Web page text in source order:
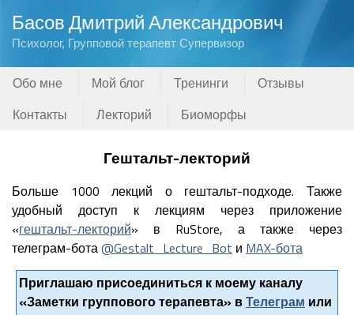
Басов Дмитрий Александрович
Психолог, Групповой терапевт Супервизор
Обо мне Мой блог Тренинги
Отзывы
Контакты
Лекторий Биоморфы
Гештальт-лекторий
Больше 1000 лекций о гештальт-подходе. Также
удобный доступ к лекциям через приложение
«гештальт-лекторий» в RuStore, а также через
телеграм-бота@Gestalt_Lecture_Bot и MAX-бота
Приглашаю присоединиться к моему каналу
«Заметки группового терапевта» вТелеграм или